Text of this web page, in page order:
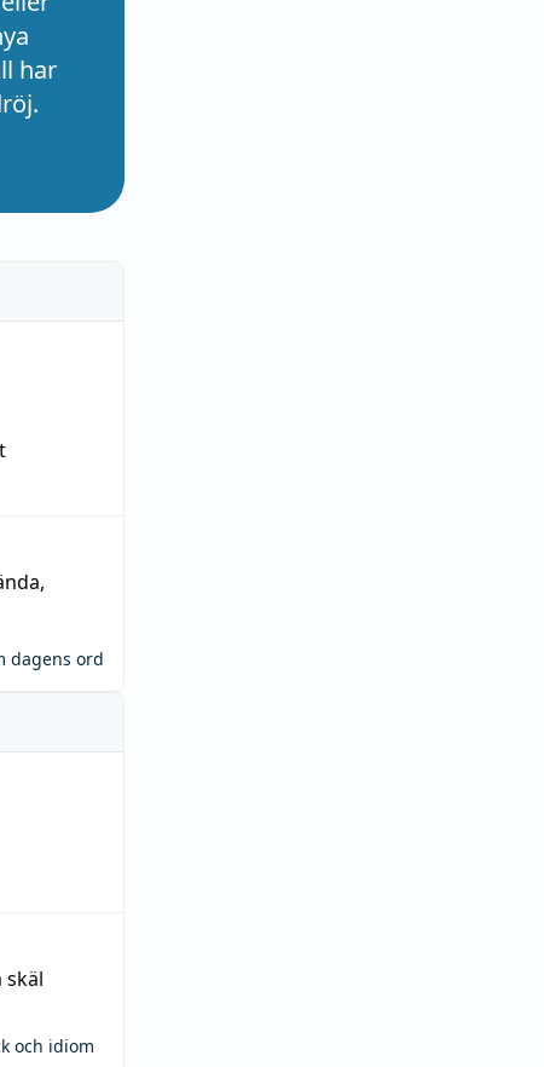
har
,
dagens ord
skäl
och idiom